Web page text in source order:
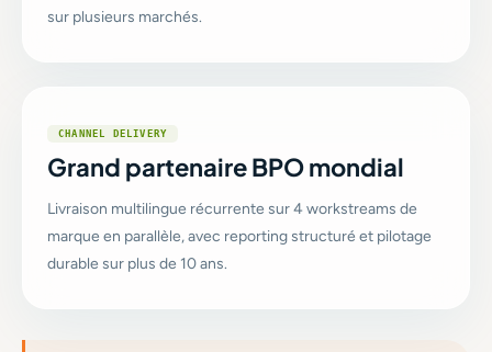
sur plusieurs marchés.
CHANNEL DELIVERY
Grand partenaire BPO mondial
Livraison multilingue récurrente sur 4 workstreams de
marque en parallèle, avec reporting structuré et pilotage
durable sur plus de 10 ans.